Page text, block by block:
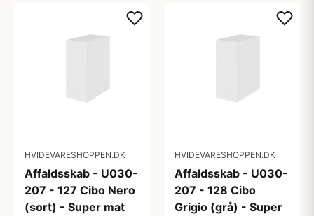
HVIDEVARESHOPPEN.DK
Affaldsskab - U030-
207 - 127 Cibo Nero
(sort) - Super mat
HVIDEVARESHOPPEN.DK
Affaldsskab - U030-
207 - 128 Cibo
Grigio (grå) - Super